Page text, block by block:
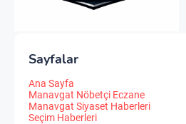
Sayfalar
Ana Sayfa
Manavgat Nöbetçi Eczane
Manavgat Siyaset Haberleri
Seçim Haberleri